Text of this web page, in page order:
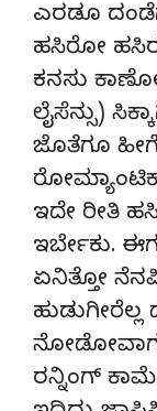
ಎರಡೂ
ಹಸಿರೋ
ಕನಸು
ಲೈಸೆನ್ಸು)
ಜೊತೆಗೂ
ರೋಮ್ಯಾಂಟಿಕ್
ಇದೇ ರೀತಿ
ಇರ್ಬೇಕು.
ಏನಿತ್ತೋ
ನೋಡೋವಾಗ
ರನ್ನಿಂಗ್